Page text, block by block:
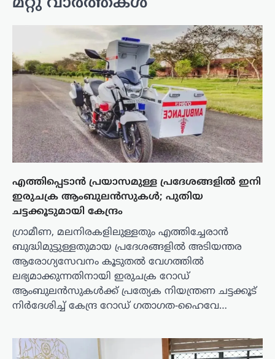
എത്തിപ്പെടാൻ പ്രയാസമുള്ള പ്രദേശങ്ങളിൽ ഇനി
ഇരുചക്ര ആംബുലൻസുകൾ; പുതിയ
ചട്ടക്കൂടുമായി കേന്ദ്രം
ഗ്രാമീണ, മലനിരകളിലുള്ളതും എത്തിച്ചേരാൻ
ബുദ്ധിമുട്ടുള്ളതുമായ പ്രദേശങ്ങളിൽ അടിയന്തര
ആരോഗ്യസേവനം കൂടുതൽ വേഗത്തിൽ
ലഭ്യമാക്കുന്നതിനായി ഇരുചക്ര റോഡ്
ആംബുലൻസുകൾക്ക് പ്രത്യേക നിയന്ത്രണ ചട്ടക്കൂട്
നിർദേശിച്ച് കേന്ദ്ര റോഡ് ഗതാഗത-ഹൈവേ…